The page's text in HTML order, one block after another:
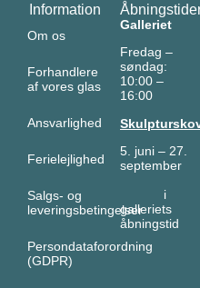
Information
Om os
Forhandlere
af vores glas
Ansvarlighed
Ferielejlighed
Salgs- og
leveringsbetingelser
Persondataforordning
(GDPR)
Galleriet
Fredag –
søndag:
10:00 –
16:00
5. juni – 27.
september
i
galleriets
åbningstid